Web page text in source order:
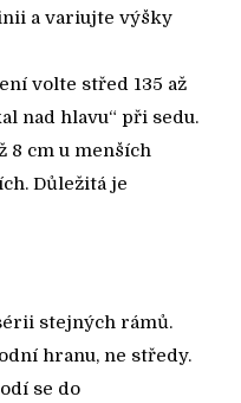
a variujte výšky
volte střed 135 až
nad hlavu“ při sedu.
8 cm u menších
Důležitá je
stejných rámů.
hranu, ne středy.
se do